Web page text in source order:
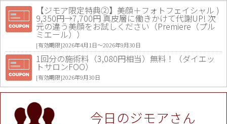
【ジモア限定特典②】美顔＋フォトフェイシャル )
9,350円→7,700円 真皮層に働きかけて代謝UP! 次
元の違う美顔をお試しください（Premiere（プル
ミエール））
[有効期限]2026年4月1日〜2026年9月30日
1回分の施術料（3,080円相当）無料！（ダイエッ
トサロンFOO）
[有効期限]2026年9月30日
値段提示後「ジモア見た」で更に買い取り金額 U
P！※チケットと新品商品は除く（大黒屋 高田馬場
駅前店）
[有効期限]2026年9月30日今日のジモアさん